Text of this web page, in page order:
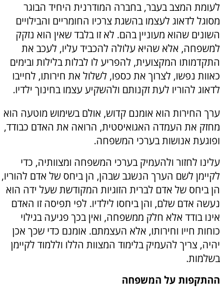
לעומת המצב בעבר, בחברה המודרנית היחיד הבוגר
מסוגל לדאוג לעצמו בהשגת צרכיו החומריים והבילויים
השונים שהוא מעוניין בהם. לא זו בלבד שאין הוא נזקק
למשפחה, אלא שהיא עלולה להכביד עליו, לעכב את
התקדמותו המקצועית, להפריע לו לבלות בלילות ובימים
כאוות נפשו, לצרוך את כספו, לשלול את חירותו, לחייבו
לדאוג להוריו לעת זקנותם ולהשקיע עצמו בחינוך ילדיו.
ערך החירות הוא אומנם קדוש, אולם בשימוש מוטעה הוא
מחזק את העמדה האגואיסטית, הרואה את האדם כבודד,
ופוגעת אנושות בערכי המשפחה.
עלינו לחזור ולהעמיק בערכי המשפחה ומצוותיה, כדי
לקיימן לשם הערך הנשגב שבהן, הן ביחס של אדם להוריו,
הן ביחס של אדם לברית הזוגיות המקודשת שעל ידה הוא
נעשה אדם שלם, והן ביחסו לילדיו. לפי תפיסה זו האדם
אינו בודד אלא חלק ממשפחה, ואין בכך פגיעה בגילוי
כוחות חייו וחירותו, אלא העצמתם. אומנם כדי שכך אכן
יהיה, צריך להעמיק בלימוד המצוות הללו וללמוד לקיימן
בשלמות.
ההתקפות על המשפחה